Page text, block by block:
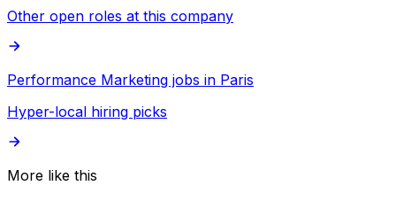
Other open roles at this company
Performance Marketing jobs in Paris
Hyper-local hiring picks
More like this